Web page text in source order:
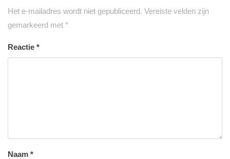
Het e-mailadres wordt niet gepubliceerd. Vereiste velden zijn
gemarkeerd met *
Reactie *
Naam *